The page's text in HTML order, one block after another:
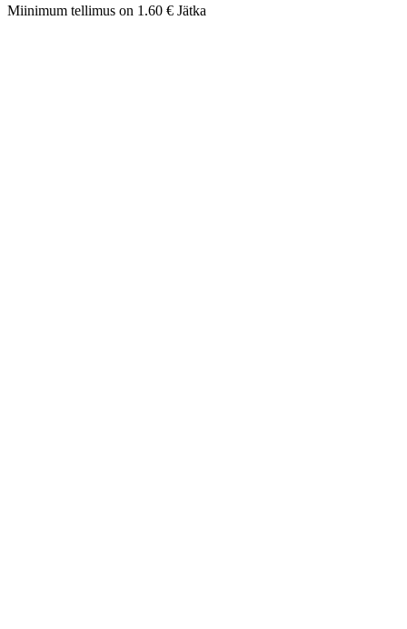
Miinimum tellimus on 1.60 € Jätka